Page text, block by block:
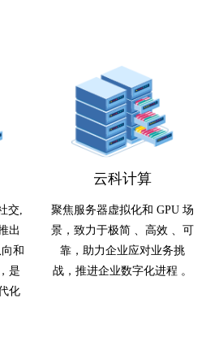
交,
出
和
是
化
云科计算
聚焦服务器虚拟化和 GPU 场
景，致力于极简 、高效 、可
靠，助力企业应对业务挑
战，推进企业数字化进程 。